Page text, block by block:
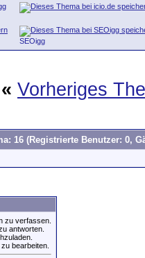
SEOigg
« Vorheriges
16 (Registrierte Benutzer: 0,
zu verfassen.
antworten.
zu bearbeiten.